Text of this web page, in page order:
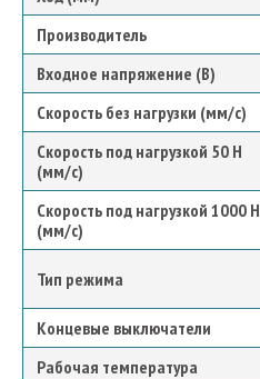
Производитель
Входное напряжение (В)
Скорость без нагрузки (мм/с)
Скорость под нагрузкой 50 Н
(мм/с)
Скорость под нагрузкой 1000 Н
(мм/с)
Тип режима
Концевые выключатели
Рабочая температура